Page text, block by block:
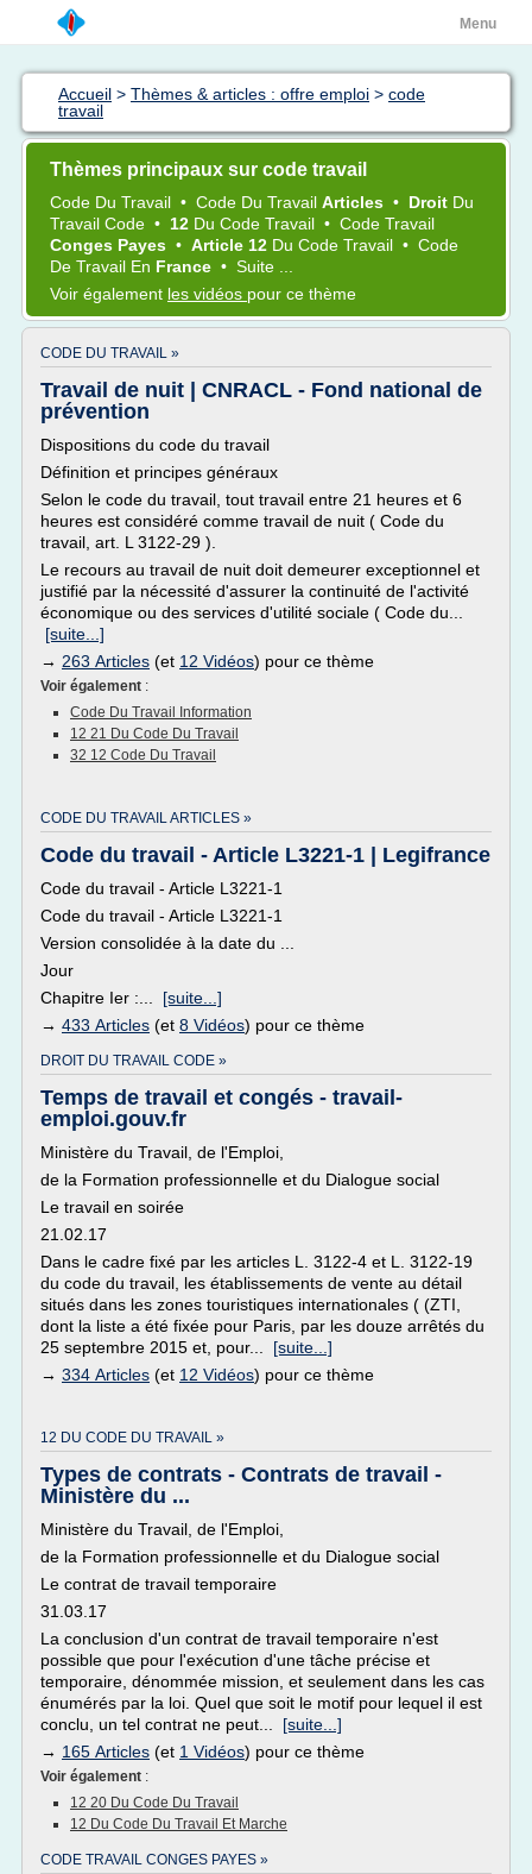
Menu
Accueil > Thèmes & articles : offre emploi > code
travail
Thèmes principaux sur code travail
Code Du Travail • Code Du Travail Articles • Droit Du
Travail Code • 12 Du Code Travail • Code Travail
Conges Payes • Article 12 Du Code Travail • Code
De Travail En France • Suite ...
Voir également les vidéos pour ce thème
CODE DU TRAVAIL »
Travail de nuit | CNRACL - Fond national de
prévention
Dispositions du code du travail
Définition et principes généraux
Selon le code du travail, tout travail entre 21 heures et 6
heures est considéré comme travail de nuit ( Code du
travail, art. L 3122-29 ).
Le recours au travail de nuit doit demeurer exceptionnel et
justifié par la nécessité d'assurer la continuité de l'activité
économique ou des services d'utilité sociale ( Code du...
[suite...]
→ 263 Articles (et 12 Vidéos) pour ce thème
Voir également :
Code Du Travail Information
12 21 Du Code Du Travail
32 12 Code Du Travail
CODE DU TRAVAIL ARTICLES »
Code du travail - Article L3221-1 | Legifrance
Code du travail - Article L3221-1
Code du travail - Article L3221-1
Version consolidée à la date du ...
Jour
Chapitre Ier :... [suite...]
→ 433 Articles (et 8 Vidéos) pour ce thème
DROIT DU TRAVAIL CODE »
Temps de travail et congés - travail-
emploi.gouv.fr
Ministère du Travail, de l'Emploi,
de la Formation professionnelle et du Dialogue social
Le travail en soirée
21.02.17
Dans le cadre fixé par les articles L. 3122-4 et L. 3122-19
du code du travail, les établissements de vente au détail
situés dans les zones touristiques internationales ( (ZTI,
dont la liste a été fixée pour Paris, par les douze arrêtés du
25 septembre 2015 et, pour... [suite...]
→ 334 Articles (et 12 Vidéos) pour ce thème
12 DU CODE DU TRAVAIL »
Types de contrats - Contrats de travail -
Ministère du ...
Ministère du Travail, de l'Emploi,
de la Formation professionnelle et du Dialogue social
Le contrat de travail temporaire
31.03.17
La conclusion d'un contrat de travail temporaire n'est
possible que pour l'exécution d'une tâche précise et
temporaire, dénommée mission, et seulement dans les cas
énumérés par la loi. Quel que soit le motif pour lequel il est
conclu, un tel contrat ne peut... [suite...]
→ 165 Articles (et 1 Vidéos) pour ce thème
Voir également :
12 20 Du Code Du Travail
12 Du Code Du Travail Et Marche
CODE TRAVAIL CONGES PAYES »